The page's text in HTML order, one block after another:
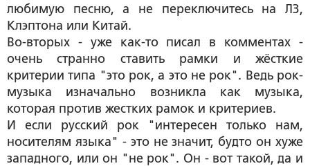
любимую песню, а не переключитесь на ЛЗ,
Клэптона или Китай.
Во-вторых - уже как-то писал в комментах -
очень странно ставить рамки и жёсткие
критерии типа "это рок, а это не рок". Ведь рок-
музыка изначально возникла как музыка,
которая против жестких рамок и критериев.
И если русский рок "интересен только нам,
носителям языка" - это не значит, будто он хуже
западного, или он "не рок". Он - вот такой, да и